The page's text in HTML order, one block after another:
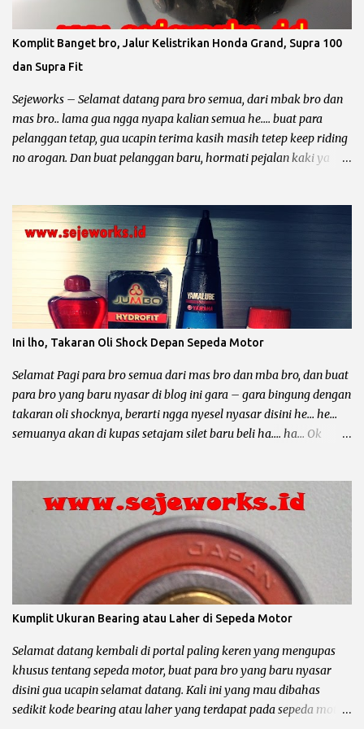
piton standar 49 mm berarti : Overize 25 piston standar diameter
ditambah 0.25 mm maka diameter piston menjadi 49,25 mm.
Overize 50 piston standar diameter ditambah 0.50 mm maka
diameter piston menjadi 49,50 mm. Overize 75 piston standar
diameter ditambah 0.75 mm maka diameter piston menjadi 49,75
...
Komplit Banget bro, Jalur Kelistrikan Honda Grand, Supra 100
dan Supra Fit
Sejeworks – Selamat datang para bro semua, dari mbak bro dan
mas bro.. lama gua ngga nyapa kalian semua he.... buat para
pelanggan tetap, gua ucapin terima kasih masih tetep keep riding
no arogan. Dan buat pelanggan baru, hormati pejalan kaki ya
Prima, Legenda, Supra Fit dan Revo 100. Et... dah... mantep bingit
kan bro di borong semua he.... he... Sebelum kita ngomong lebih
dalam tentang kelistrikan motor – motor tersebut, gua mau
minta tolong. Dari pada nyebar berita hoak yang ngga ada
habisnya dan tidak bermanfaat bagi diri sendiri dan orang lain,
mending sebar artikel – artikel dari blog yang keren ini he..... he....
Motor Grand dan temen – temennya memang sangatlah bandel
untuk dipakai sehari – hari, mau buat bawa galon, dagang
somay atau untuk ngojek dan sampai buat jalan – jalan sore he....
he... Lho kok gitu ? Emang iya bro, karena sa...
Ini lho, Takaran Oli Shock Depan Sepeda Motor
Selamat Pagi para bro semua dari mas bro dan mba bro, dan buat
para bro yang baru nyasar di blog ini gara – gara bingung dengan
takaran oli shocknya, berarti ngga nyesel nyasar disini he… he…
semuanya akan di kupas setajam silet baru beli ha…. ha… Ok
dikesampingkan dulu ya bro... Oli shock berfungsi untuk
melumasi shockbreaker, agar membantu pegas / per shock
meredam guncangan yang disebabkan karena medan jalan yang
terjal. Disamping itu oli shock juga harus mempunyai syarat atau
sifat khusus untuk menjaga kinerja shockbreaker agar tetap
optimal. Syarat atau Sifat Oli Shock Anti Karat : oli shock harus
mempunyai zat anti karat. Anti Panas : gesekan komponen part
dari shock depan yang diakibatkan karena adanya benturan
dengan medan jalan yang terjal akan mengakibatkan panas pada
komponen / part tersebut, maka oli shock harus bisa m...
Kumplit Ukuran Bearing atau Laher di Sepeda Motor
Selamat datang kembali di portal paling keren yang mengupas
khusus tentang sepeda motor, buat para bro yang baru nyasar
disini gua ucapin selamat datang. Kali ini yang mau dibahas
sedikit kode bearing atau laher yang terdapat pada sepeda motor,